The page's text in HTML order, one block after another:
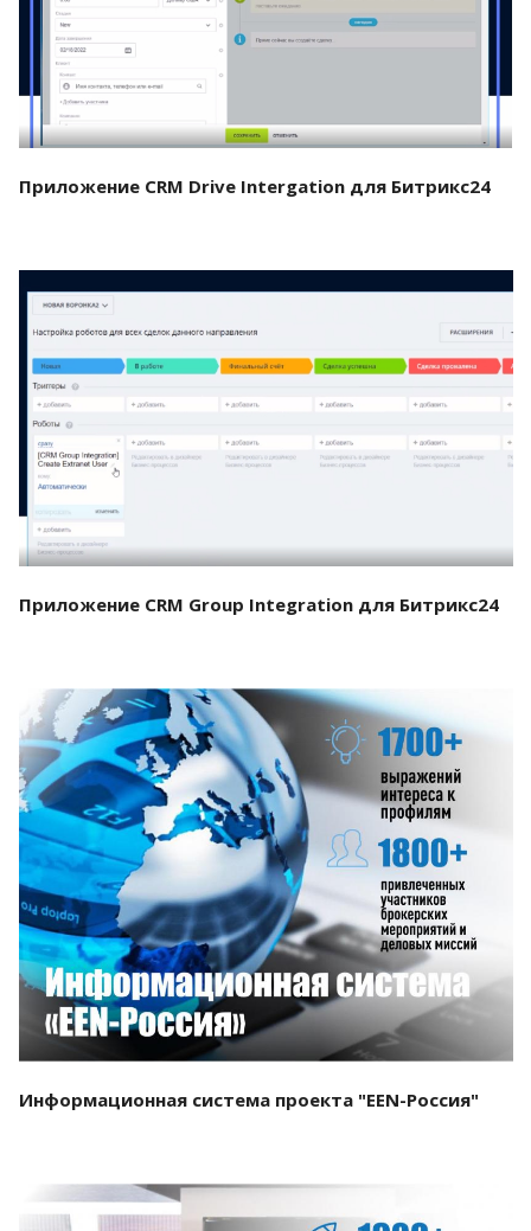
Смотреть проект
Приложение CRM Drive Intergation для Битрикс24
Смотреть проект
Приложение CRM Group Integration для Битрикс24
Смотреть проект
Информационная система проекта "EEN-Россия"